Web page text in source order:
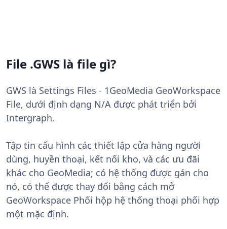
File .GWS là file gì?
GWS là Settings Files - 1GeoMedia GeoWorkspace
File, dưới định dạng N/A được phát triển bởi
Intergraph.
Tập tin cấu hình các thiết lập cửa hàng người
dùng, huyền thoại, kết nối kho, và các ưu đãi
khác cho GeoMedia; có hệ thống được gán cho
nó, có thể được thay đổi bằng cách mở
GeoWorkspace Phối hộp hệ thống thoại phối hợp
một mặc định.